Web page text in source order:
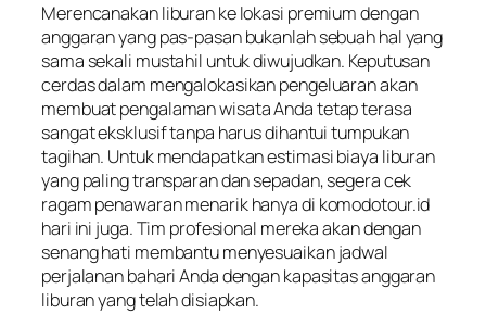
Merencanakan liburan ke lokasi premium dengan
anggaran yang pas-pasan bukanlah sebuah hal yang
sama sekali mustahil untuk diwujudkan. Keputusan
cerdas dalam mengalokasikan pengeluaran akan
membuat pengalaman wisata Anda tetap terasa
sangat eksklusif tanpa harus dihantui tumpukan
tagihan. Untuk mendapatkan estimasi biaya liburan
yang paling transparan dan sepadan, segera cek
ragam penawaran menarik hanya di komodotour.id
hari ini juga. Tim profesional mereka akan dengan
senang hati membantu menyesuaikan jadwal
perjalanan bahari Anda dengan kapasitas anggaran
liburan yang telah disiapkan.